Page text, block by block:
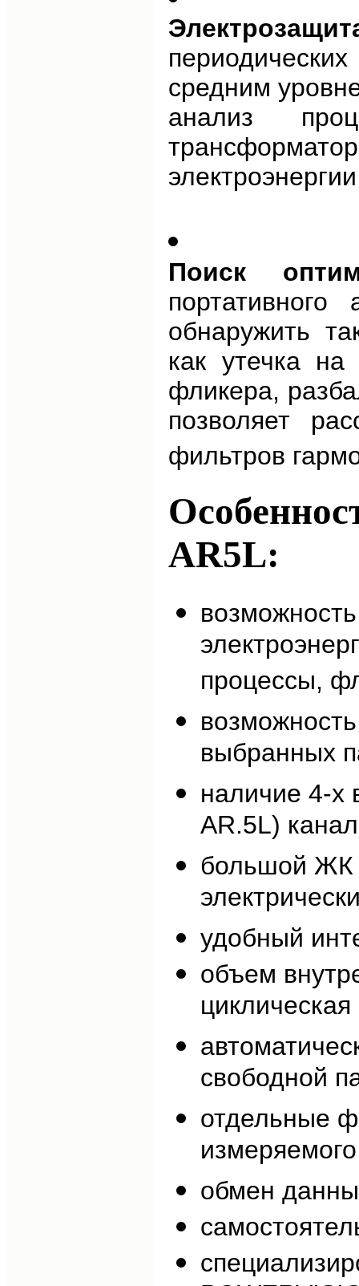
средним
анализ
Поиск
портативного
обнаружить
как утечка
фликера,
позволяет
фильтров
AR5L:
процессы,
выбранных
наличие 4-х
AR.5L)
большой ЖК
удобный
объем
свободной
отдельные
обмен